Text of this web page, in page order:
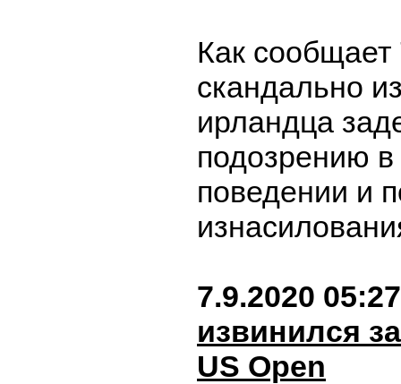
Как
скандально
ирландца
подозрению
поведении и
7.9.2020 05:27
извинился
US Open